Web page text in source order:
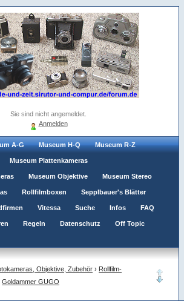
Sie sind nicht angemeldet.
Anmelden
A-G Museum H-Q Museum R-Z
Museum Plattenkameras
Museum Objektive Museum Stereo
Rollfilmboxen Sepplbauer's Blätter
Vitessa Suche Infos FAQ
Regeln Datenschutz Off Topic
Objektive, Zubehör › Rollfilm-
Goldammer GUGO